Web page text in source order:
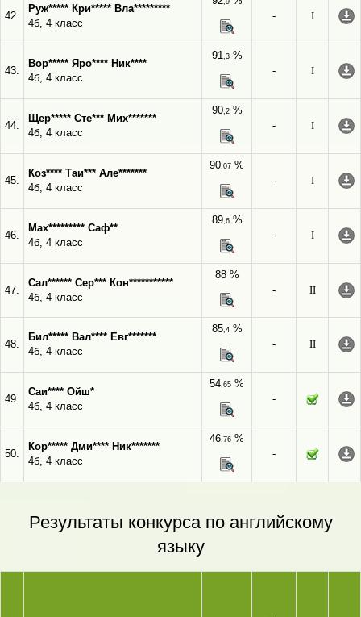
42.
Руж***** Кри***** Вла*********
4б, 4 класс
,9
-
I
43.
Вор***** Яро**** Ник****
4б, 4 класс
91,3%
-
I
44.
Щер***** Сте*** Мих*******
4б, 4 класс
90,2%
-
I
45.
Коз**** Таи*** Але*******
4б, 4 класс
90,07 %
-
I
46.
Мах********* Саф**
4б, 4 класс
89,6%
-
I
47.
Сал****** Сер*** Кон***********
4б, 4 класс
88 %
-
II
48.
Бил***** Вал**** Евг*******
4б, 4 класс
85,4%
-
II
49.
Саи**** Ойш*
4б, 4 класс
54,65 %
-
50.
Кор***** Дми**** Ник*******
4б, 4 класс
46,76 %
-
Результаты конкурса по английскому
языку